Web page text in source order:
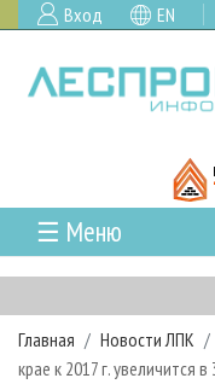
Вход EN
☰ Меню
ГЛАВНАЯ
РУБРИКИ И ТЕМЫ
РУБРИКИ ЖУРНАЛА
НОВОСТИ
Главная Новости ЛПК
крае к 2017 г. увеличится в